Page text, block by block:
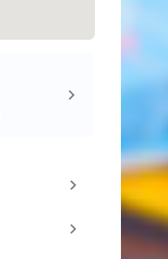
keyboard_arrow_right
keyboard_arrow_right